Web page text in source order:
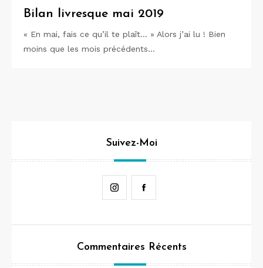
Bilan livresque mai 2019
« En mai, fais ce qu’il te plaît… » Alors j’ai lu ! Bien
moins que les mois précédents…
Suivez-Moi
Instagram
Commentaires Récents